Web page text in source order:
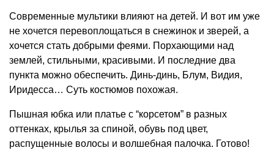
Современные мультики влияют на детей. И вот им уже
не хочется перевоплощаться в снежинок и зверей, а
хочется стать добрыми феями. Порхающими над
землей, стильными, красивыми. И последние два
пункта можно обеспечить. Динь-динь, Блум, Видия,
Иридесса… Суть костюмов похожая.
Пышная юбка или платье с “корсетом” в разных
оттенках, крылья за спиной, обувь под цвет,
распущенные волосы и волшебная палочка. Готово!